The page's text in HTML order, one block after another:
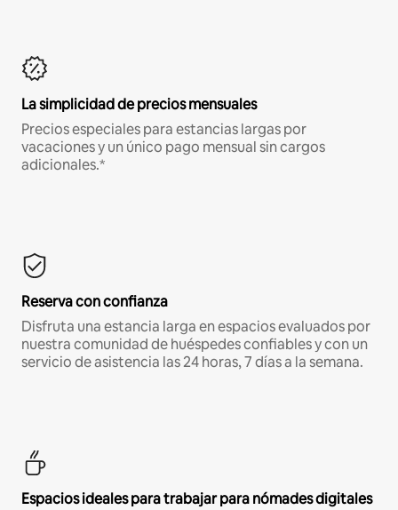
La simplicidad de precios mensuales
Precios especiales para estancias largas por
vacaciones y un único pago mensual sin cargos
adicionales.*
Reserva con confianza
Disfruta una estancia larga en espacios evaluados por
nuestra comunidad de huéspedes confiables y con un
servicio de asistencia las 24 horas, 7 días a la semana.
Espacios ideales para trabajar para nómades digitales